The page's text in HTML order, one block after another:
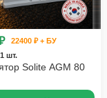
22400 ₽ + БУ
1 шт.
Solite AGM 80